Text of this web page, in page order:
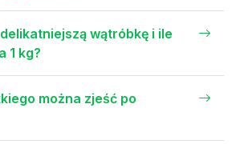
wątróbkę i ile
1 kg?
można zjeść po